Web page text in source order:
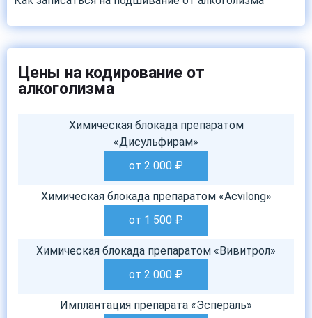
Цены на кодирование от
алкоголизма
Химическая блокада препаратом
«Дисульфирам»
от 2 000 ₽
Химическая блокада препаратом «Acvilong»
от 1 500 ₽
Химическая блокада препаратом «Вивитрол»
от 2 000 ₽
Имплантация препарата «Эспераль»